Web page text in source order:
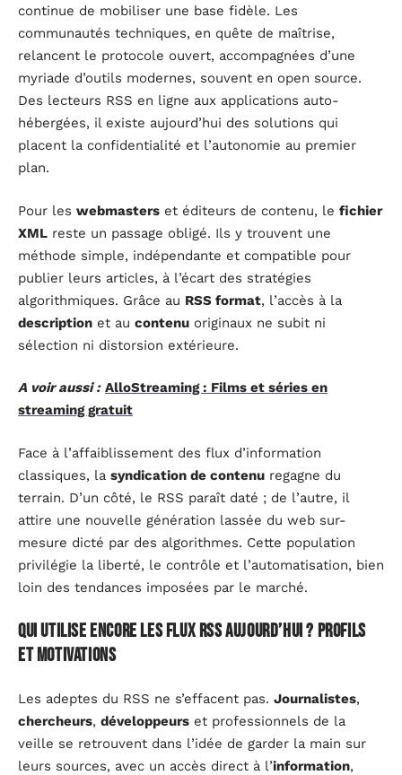
continue de mobiliser une base fidèle. Les
communautés techniques, en quête de maîtrise,
relancent le protocole ouvert, accompagnées d’une
myriade d’outils modernes, souvent en open source.
Des lecteurs RSS en ligne aux applications auto-
hébergées, il existe aujourd’hui des solutions qui
placent la confidentialité et l’autonomie au premier
plan.
Pour les webmasters et éditeurs de contenu, le fichier
XML reste un passage obligé. Ils y trouvent une
méthode simple, indépendante et compatible pour
publier leurs articles, à l’écart des stratégies
algorithmiques. Grâce au RSS format, l’accès à la
description et au contenu originaux ne subit ni
sélection ni distorsion extérieure.
A voir aussi : AlloStreaming : Films et séries en
streaming gratuit
Face à l’affaiblissement des flux d’information
classiques, la syndication de contenu regagne du
terrain. D’un côté, le RSS paraît daté ; de l’autre, il
attire une nouvelle génération lassée du web sur-
mesure dicté par des algorithmes. Cette population
privilégie la liberté, le contrôle et l’automatisation, bien
loin des tendances imposées par le marché.
Qui utilise encore les flux RSS aujourd’hui ? Profils
et motivations
Les adeptes du RSS ne s’effacent pas. Journalistes,
chercheurs, développeurs et professionnels de la
veille se retrouvent dans l’idée de garder la main sur
leurs sources, avec un accès direct à l’information,